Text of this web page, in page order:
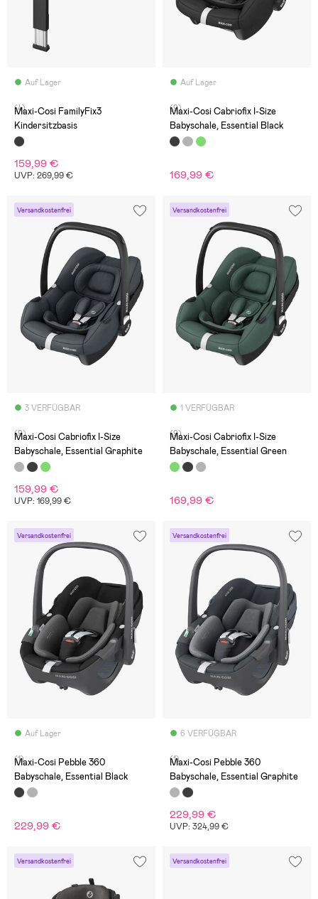
Auf Lager
(4)
Maxi-Cosi FamilyFix3
Kindersitzbasis
159,99 €
UVP: 269,99 €
Auf Lager
(9)
Maxi-Cosi Cabriofix I-Size
Babyschale, Essential Black
169,99 €
Versandkostenfrei
3 VERFÜGBAR
(9)
Maxi-Cosi Cabriofix I-Size
Babyschale, Essential Graphite
159,99 €
UVP: 169,99 €
Versandkostenfrei
1 VERFÜGBAR
(9)
Maxi-Cosi Cabriofix I-Size
Babyschale, Essential Green
169,99 €
Versandkostenfrei
Auf Lager
(1)
Maxi-Cosi Pebble 360
Babyschale, Essential Black
229,99 €
Versandkostenfrei
6 VERFÜGBAR
(1)
Maxi-Cosi Pebble 360
Babyschale, Essential Graphite
229,99 €
UVP: 324,99 €
Versandkostenfrei Versandkostenfrei